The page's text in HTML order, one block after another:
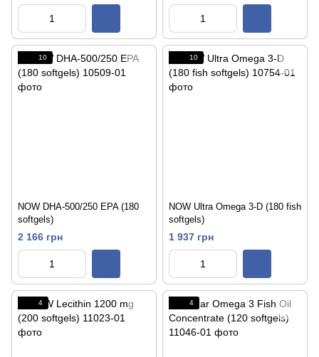
10
NOW DHA-500/250 EPA (180
softgels)
2 166 грн
10
NOW Ultra Omega 3-D (180 fish
softgels)
1 937 грн
4 4